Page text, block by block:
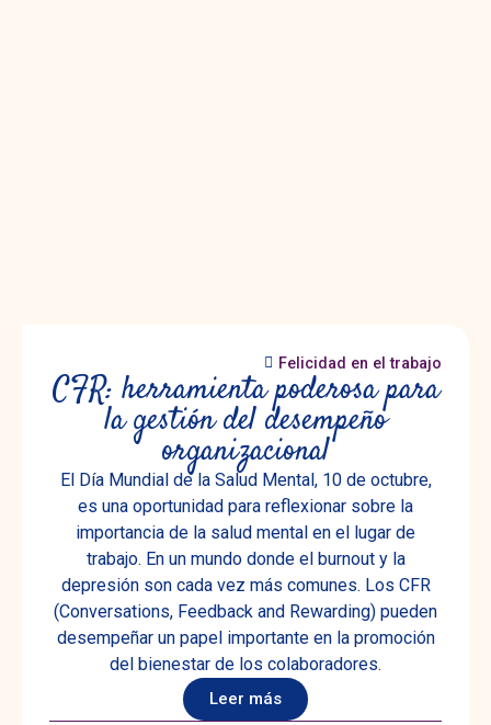
Felicidad en el trabajo
CFR: herramienta poderosa para
la gestión del desempeño
organizacional
El Día Mundial de la Salud Mental, 10 de octubre,
es una oportunidad para reflexionar sobre la
importancia de la salud mental en el lugar de
trabajo. En un mundo donde el burnout y la
depresión son cada vez más comunes. Los CFR
(Conversations, Feedback and Rewarding) pueden
desempeñar un papel importante en la promoción
del bienestar de los colaboradores.
Leer más